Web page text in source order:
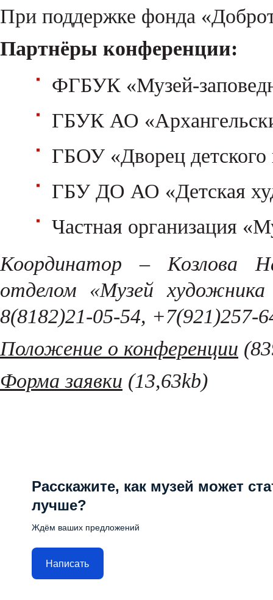
При поддержке фонда
Партнёры конференции:
ФГБУК «Музей-
ГБУК АО
ГБОУ «Дворец детского
ГБУ ДО АО «Детская
Частная организация
Координатор – Козлова
отделом «Музей
8(8182)21-05-54, +7(921)257-
Положение о конференции
Форма заявки (13,63kb)
Расскажите, как музей может
лучше?
Ждём ваших предложений
Написать